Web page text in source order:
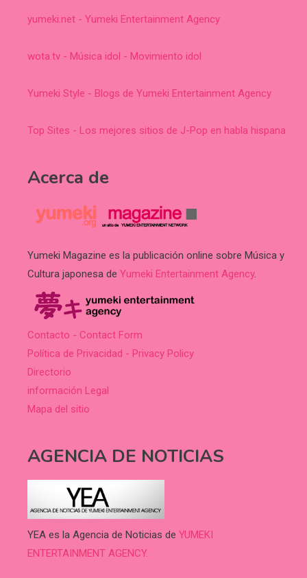
yumeki.net - Yumeki Entertainment Agency
wota.tv - Música idol - Movimiento idol
Yumeki Style - Blogs de Yumeki Entertainment Agency
Top Sites - Los mejores sitios de J-Pop en habla hispana
Acerca de
Yumeki Magazine es la publicación online sobre Música y
Cultura japonesa de Yumeki Entertainment Agency.
Contacto - Contact Form
Política de Privacidad - Privacy Policy
Directorio
información Legal
Mapa del sitio
AGENCIA DE NOTICIAS
YEA es la Agencia de Noticias de YUMEKI
ENTERTAINMENT AGENCY.